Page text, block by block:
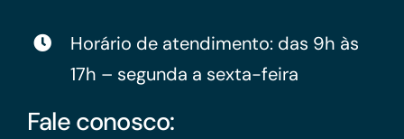
Horário de atendimento: das 9h às
17h – segunda a sexta-feira
Fale conosco: